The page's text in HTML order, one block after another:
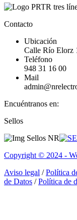
Contacto
Ubicación
Calle Río Elorz
Teléfono
948 31 16 00
Mail
Encuéntranos en:
Facebook
opens
new
Linkedin
opens
new
Instagram
opens
new
Sellos
Copyright © 2024 -
Aviso legal /Política
de Datos /Política de